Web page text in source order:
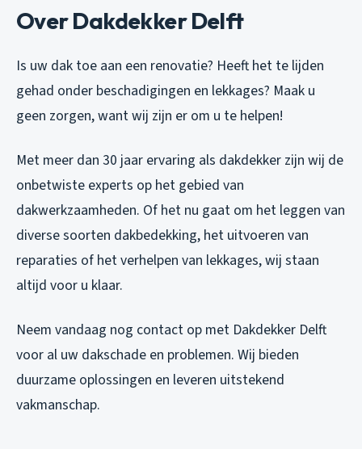
Over Dakdekker Delft
Is uw dak toe aan een renovatie? Heeft het te lijden
gehad onder beschadigingen en lekkages? Maak u
geen zorgen, want wij zijn er om u te helpen!
Met meer dan 30 jaar ervaring als dakdekker zijn wij de
onbetwiste experts op het gebied van
dakwerkzaamheden. Of het nu gaat om het leggen van
diverse soorten dakbedekking, het uitvoeren van
reparaties of het verhelpen van lekkages, wij staan
altijd voor u klaar.
Neem vandaag nog contact op met Dakdekker Delft
voor al uw dakschade en problemen. Wij bieden
duurzame oplossingen en leveren uitstekend
vakmanschap.